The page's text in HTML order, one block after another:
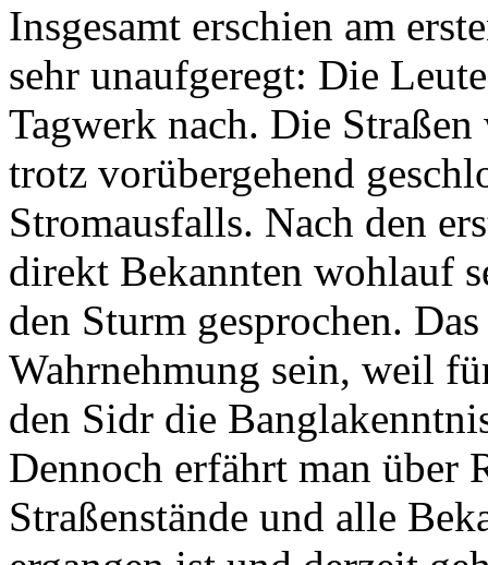
Insgesamt erschien am
sehr unaufgeregt: Die
Tagwerk nach. Die
trotz vorübergehend
Stromausfalls. Nach den
direkt Bekannten wohlauf
den Sturm gesprochen.
Wahrnehmung sein, weil
den Sidr die
Dennoch erfährt man über
Straßenstände und alle